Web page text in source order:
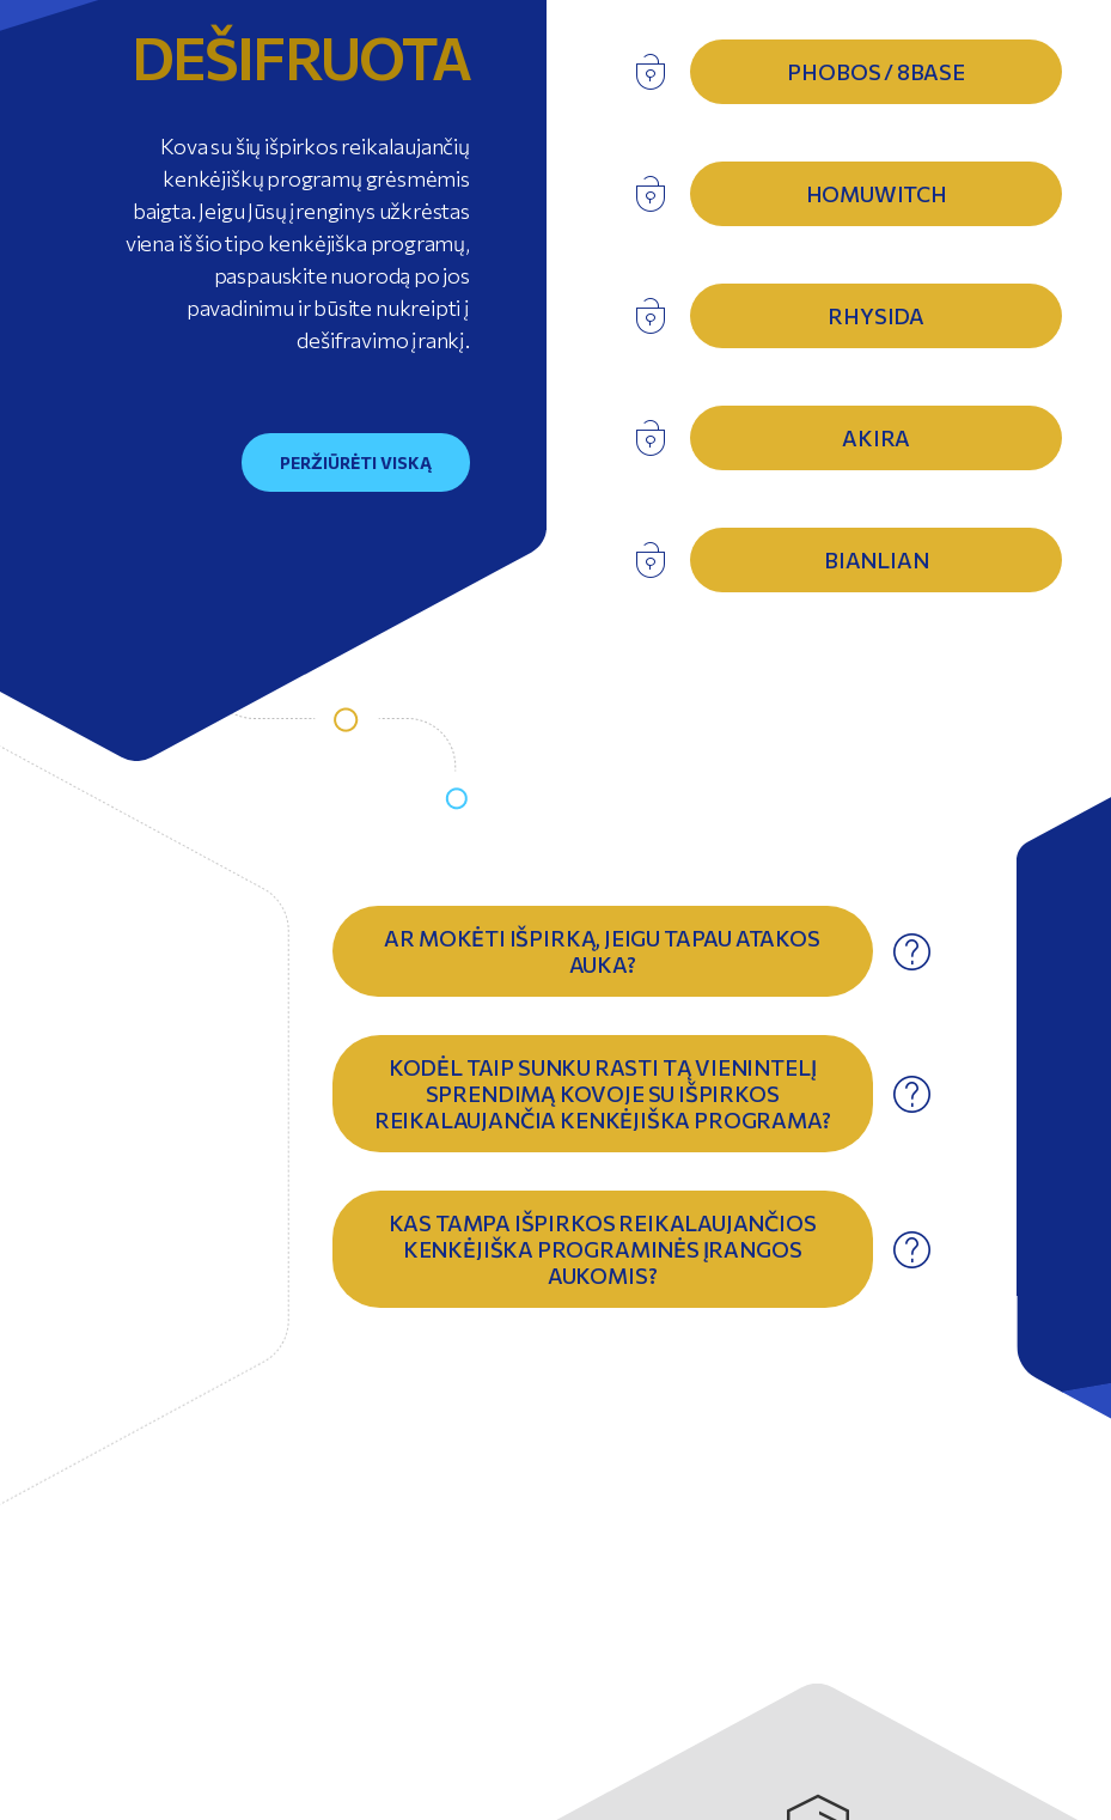
DEŠIFRUOTA
Kova su šių išpirkos reikalaujančių
kenkėjiškų programų grėsmėmis
baigta. Jeigu Jūsų įrenginys užkrėstas
viena iš šio tipo kenkėjiška programų,
paspauskite nuorodą po jos
pavadinimu ir būsite nukreipti į
dešifravimo įrankį.
PERŽIŪRĖTI VISKĄ
PHOBOS / 8BASE
HOMUWITCH
RHYSIDA
AKIRA
BIANLIAN
AR MOKĖTI IŠPIRKĄ, JEIGU TAPAU ATAKOS
AUKA?
KODĖL TAIP SUNKU RASTI TĄ VIENINTELĮ
SPRENDIMĄ KOVOJE SU IŠPIRKOS
REIKALAUJANČIA KENKĖJIŠKA PROGRAMA?
KAS TAMPA IŠPIRKOS REIKALAUJANČIOS
KENKĖJIŠKA PROGRAMINĖS ĮRANGOS
AUKOMIS?